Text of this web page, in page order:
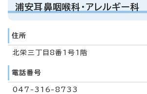
浦安耳鼻咽喉科・アレルギー科
住所
北栄三丁目8番1号1階
電話番号
047-316-8733